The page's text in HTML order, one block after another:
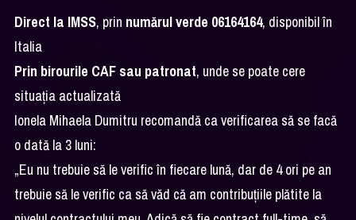
Direct la IMSS, prin numărul verde 06164164, disponibil în
Italia
Prin birourile CAF sau patronat, unde se poate cere
situația actualizată
Ionela Mihaela Dumitru recomandă ca verificarea să se facă
o dată la 3 luni:
„Eu nu trebuie să le verific în fiecare lună, dar de 4 ori pe an
trebuie să le verific ca să văd că am contribuțiile plătite la